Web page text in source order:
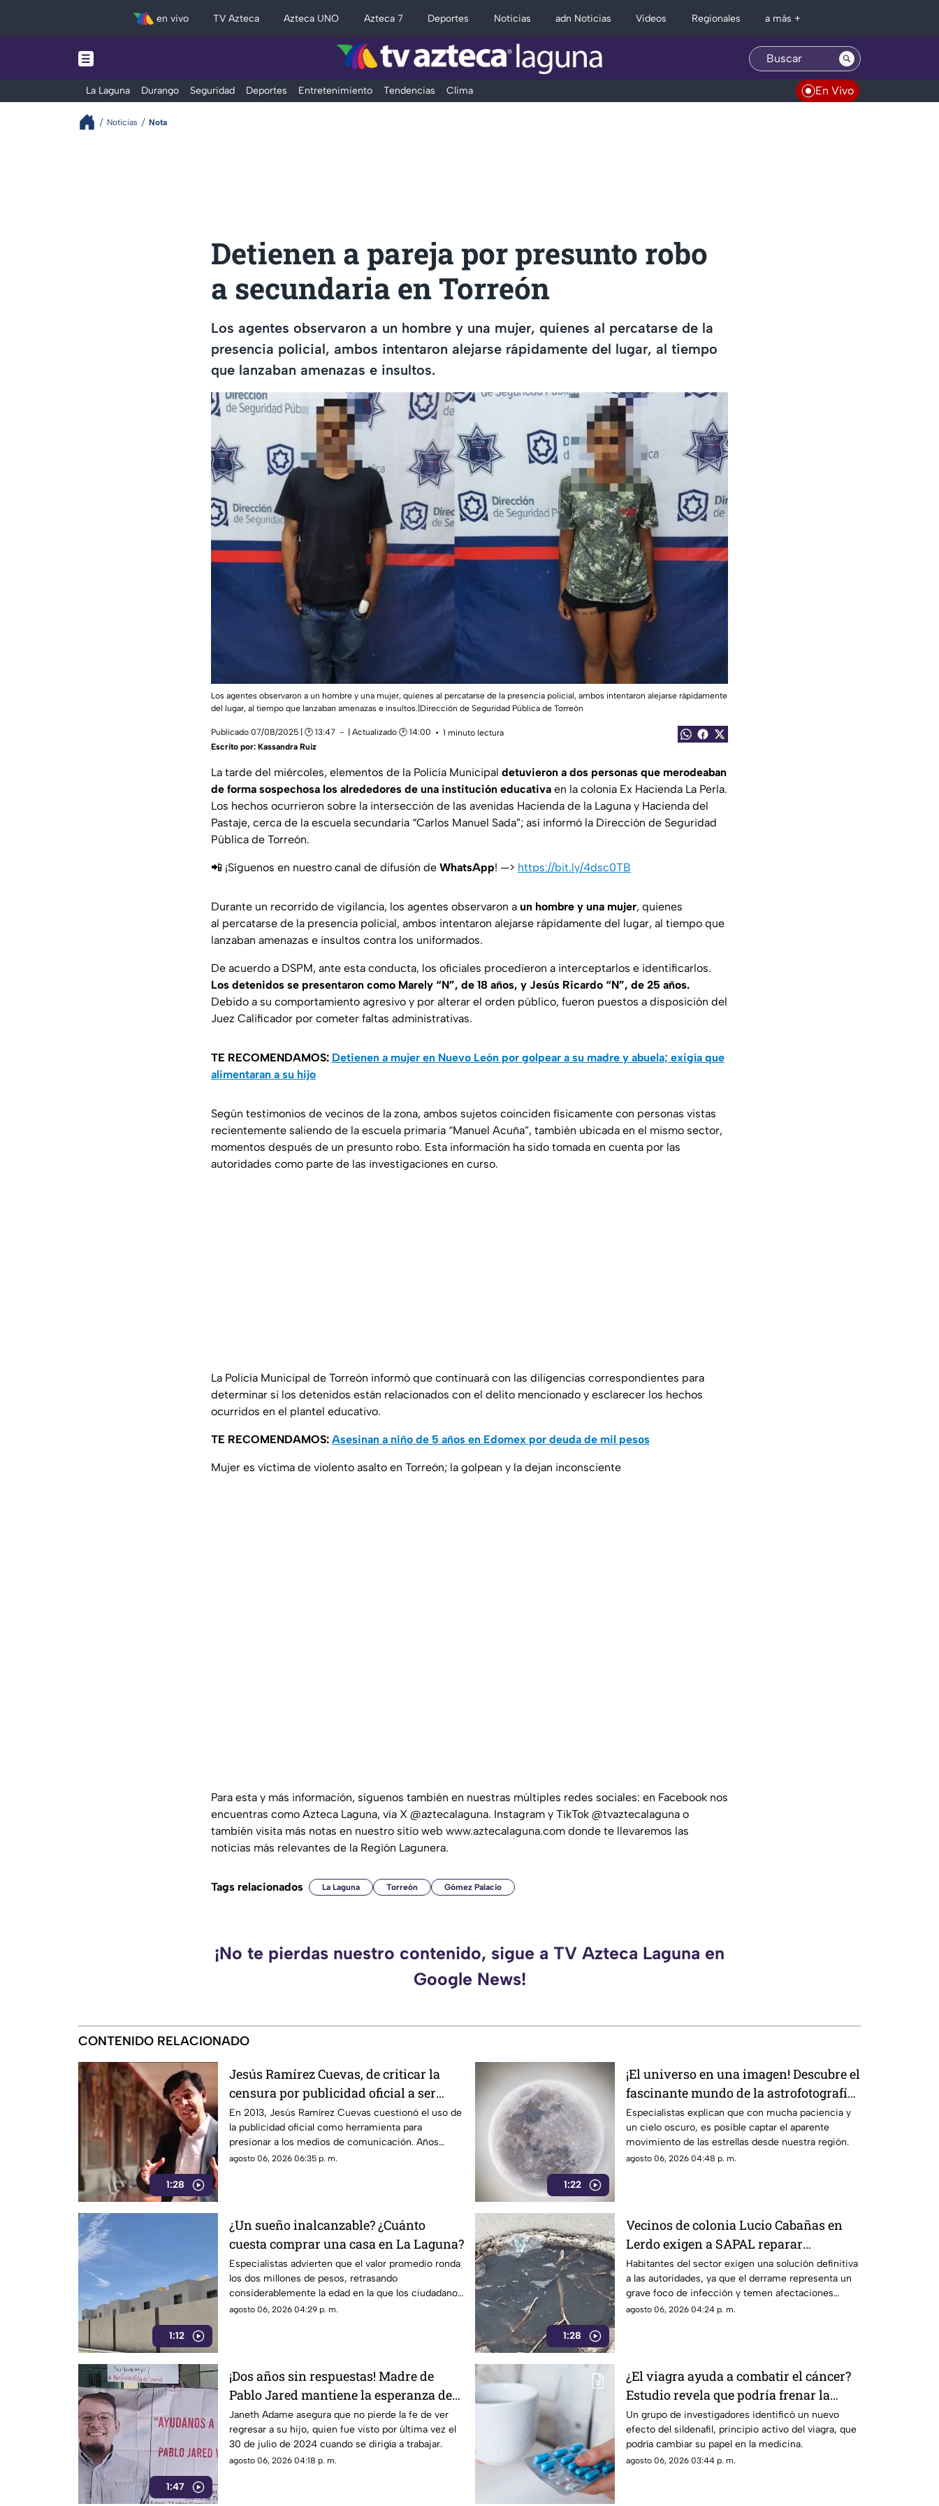
en vivo TV Azteca Azteca UNO Azteca 7 Deportes Noticias adn Noticias Videos Regionales a más +
La Laguna Durango Seguridad Deportes Entretenimiento Tendencias Clima En Vivo
Noticias Nota
Detienen a pareja por presunto robo
a secundaria en Torreón
Los agentes observaron a un hombre y una mujer, quienes al percatarse de la
presencia policial, ambos intentaron alejarse rápidamente del lugar, al tiempo
que lanzaban amenazas e insultos.
Los agentes observaron a un hombre y una mujer, quienes al percatarse de la presencia policial, ambos intentaron alejarse rápidamente
del lugar, al tiempo que lanzaban amenazas e insultos.|Dirección de Seguridad Pública de Torreón
Publicado 07/08/2025 | 🕑 13:47 | Actualizado 🕑 14:00
1 minuto lectura
Escrito por: Kassandra Ruiz
La tarde del miércoles, elementos de la Policía Municipal detuvieron a dos personas que merodeaban
de forma sospechosa los alrededores de una institución educativa en la colonia Ex Hacienda La Perla.
Los hechos ocurrieron sobre la intersección de las avenidas Hacienda de la Laguna y Hacienda del
Pastaje, cerca de la escuela secundaria “Carlos Manuel Sada”; así informó la Dirección de Seguridad
Pública de Torreón.
📲 ¡Síguenos en nuestro canal de difusión de WhatsApp! —> https://bit.ly/4dsc0TB
Durante un recorrido de vigilancia, los agentes observaron a un hombre y una mujer, quienes
al percatarse de la presencia policial, ambos intentaron alejarse rápidamente del lugar, al tiempo que
lanzaban amenazas e insultos contra los uniformados.
De acuerdo a DSPM, ante esta conducta, los oficiales procedieron a interceptarlos e identificarlos.
Los detenidos se presentaron como Marely “N”, de 18 años, y Jesús Ricardo “N”, de 25 años.
Debido a su comportamiento agresivo y por alterar el orden público, fueron puestos a disposición del
Juez Calificador por cometer faltas administrativas.
TE RECOMENDAMOS: Detienen a mujer en Nuevo León por golpear a su madre y abuela; exigía que
alimentaran a su hijo
Según testimonios de vecinos de la zona, ambos sujetos coinciden físicamente con personas vistas
recientemente saliendo de la escuela primaria “Manuel Acuña”, también ubicada en el mismo sector,
momentos después de un presunto robo. Esta información ha sido tomada en cuenta por las
autoridades como parte de las investigaciones en curso.
La Policía Municipal de Torreón informó que continuará con las diligencias correspondientes para
determinar si los detenidos están relacionados con el delito mencionado y esclarecer los hechos
ocurridos en el plantel educativo.
TE RECOMENDAMOS: Asesinan a niño de 5 años en Edomex por deuda de mil pesos
Mujer es víctima de violento asalto en Torreón; la golpean y la dejan inconsciente
Para esta y más información, síguenos también en nuestras múltiples redes sociales: en Facebook nos
encuentras como Azteca Laguna, vía X @aztecalaguna. Instagram y TikTok @tvaztecalaguna o
también visita más notas en nuestro sitio web www.aztecalaguna.com donde te llevaremos las
noticias más relevantes de la Región Lagunera.
Tags relacionados La Laguna Torreón Gómez Palacio
¡No te pierdas nuestro contenido, sigue a TV Azteca Laguna en
Google News!
CONTENIDO RELACIONADO
1:28
Jesús Ramírez Cuevas, de criticar la
censura por publicidad oficial a ser
señalado por estrategia de control
informativo
En 2013, Jesús Ramírez Cuevas cuestionó el uso de
la publicidad oficial como herramienta para
presionar a los medios de comunicación. Años
después, su papel dentro del gobierno ha reavivado
agosto 06, 2026 06:35 p. m.
1:22
¡El universo en una imagen! Descubre el
fascinante mundo de la astrofotografía
en La Laguna
Especialistas explican que con mucha paciencia y
un cielo oscuro, es posible captar el aparente
movimiento de las estrellas desde nuestra región.
agosto 06, 2026 04:48 p. m.
1:12
¿Un sueño inalcanzable? ¿Cuánto
cuesta comprar una casa en La Laguna?
Especialistas advierten que el valor promedio ronda
los dos millones de pesos, retrasando
considerablemente la edad en la que los ciudadanos
logran adquirir su patrimonio.
agosto 06, 2026 04:29 p. m.
1:28
Vecinos de colonia Lucio Cabañas en
Lerdo exigen a SAPAL reparar
constante brote de aguas negras
Habitantes del sector exigen una solución definitiva
a las autoridades, ya que el derrame representa un
grave foco de infección y temen afectaciones
estructurales.
agosto 06, 2026 04:24 p. m.
1:47
¡Dos años sin respuestas! Madre de
Pablo Jared mantiene la esperanza de
encontrarlo con vida
Janeth Adame asegura que no pierde la fe de ver
regresar a su hijo, quien fue visto por última vez el
30 de julio de 2024 cuando se dirigía a trabajar.
agosto 06, 2026 04:18 p. m.
¿El viagra ayuda a combatir el cáncer?
Estudio revela que podría frenar la
metástasis
Un grupo de investigadores identificó un nuevo
efecto del sildenafil, principio activo del viagra, que
podría cambiar su papel en la medicina.
agosto 06, 2026 03:44 p. m.